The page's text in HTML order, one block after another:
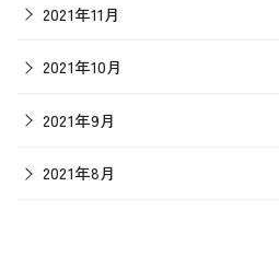
2021年11月
2021年10月
2021年9月
2021年8月